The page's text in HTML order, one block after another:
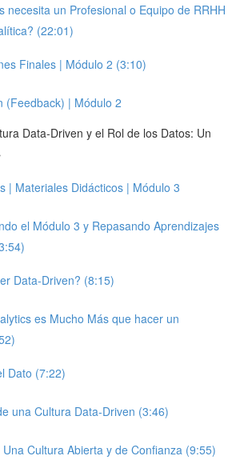
necesita un Profesional o Equipo de RRHH
(22:01)
Finales | Módulo 2 (3:10)
(Feedback) | Módulo 2
Data-Driven y el Rol de los Datos: Un
| Materiales Didácticos | Módulo 3
el Módulo 3 y Repasando Aprendizajes
Data-Driven? (8:15)
es Mucho Más que hacer un
Dato (7:22)
una Cultura Data-Driven (3:46)
Cultura Abierta y de Confianza (9:55)